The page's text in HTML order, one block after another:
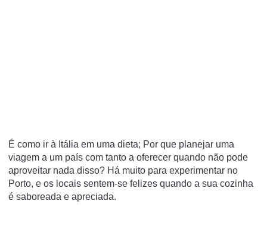
É como ir à Itália em uma dieta; Por que planejar uma
viagem a um país com tanto a oferecer quando não pode
aproveitar nada disso? Há muito para experimentar no
Porto, e os locais sentem-se felizes quando a sua cozinha
é saboreada e apreciada.